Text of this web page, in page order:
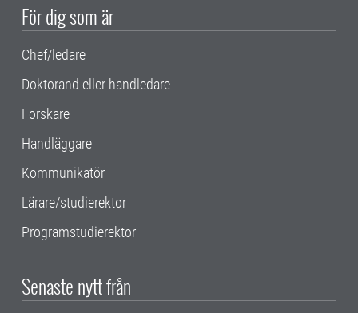
För dig som är
Chef/ledare
Doktorand eller handledare
Forskare
Handläggare
Kommunikatör
Lärare/studierektor
Programstudierektor
Senaste nytt från